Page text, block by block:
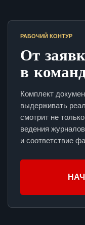
РАБОЧИЙ КОНТУР
От
в
Комплект
выдерживать
смотрит не
ведения
и соответствие